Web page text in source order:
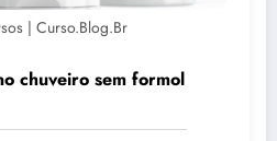
| Curso.blog.br
chuveiro sem formol